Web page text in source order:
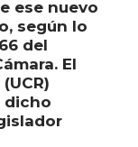
ese nuevo
según lo
del
El
dicho